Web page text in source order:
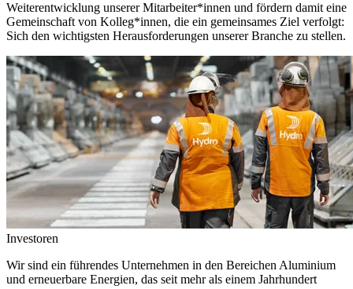
Weiterentwicklung unserer Mitarbeiter*innen und fördern damit eine
Gemeinschaft von Kolleg*innen, die ein gemeinsames Ziel verfolgt:
Sich den wichtigsten Herausforderungen unserer Branche zu stellen.
Investoren
Wir sind ein führendes Unternehmen in den Bereichen Aluminium
und erneuerbare Energien, das seit mehr als einem Jahrhundert